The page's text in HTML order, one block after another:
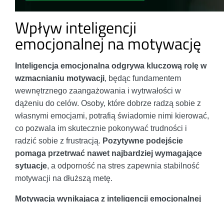
Wpływ inteligencji
emocjonalnej na motywację
Inteligencja emocjonalna odgrywa kluczową rolę w
wzmacnianiu motywacji, będąc fundamentem
wewnętrznego zaangażowania i wytrwałości w
dążeniu do celów. Osoby, które dobrze radzą sobie z
własnymi emocjami, potrafią świadomie nimi kierować,
co pozwala im skutecznie pokonywać trudności i
radzić sobie z frustracją. Pozytywne podejście
pomaga przetrwać nawet najbardziej wymagające
sytuacje, a odporność na stres zapewnia stabilność
motywacji na dłuższą metę.
Motywacja wynikająca z inteligencji emocjonalnej